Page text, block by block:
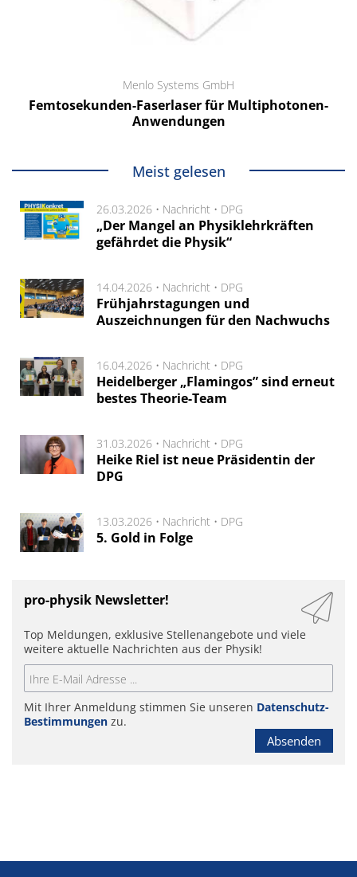
Menlo Systems GmbH
Femtosekunden-Faserlaser für Multiphotonen-
Anwendungen
Meist gelesen
26.03.2026 • Nachricht • DPG
„Der Mangel an Physiklehrkräften
gefährdet die Physik“
14.04.2026 • Nachricht • DPG
Frühjahrstagungen und
Auszeichnungen für den Nachwuchs
16.04.2026 • Nachricht • DPG
Heidelberger „Flamingos” sind erneut
bestes Theorie-Team
31.03.2026 • Nachricht • DPG
Heike Riel ist neue Präsidentin der
DPG
13.03.2026 • Nachricht • DPG
5. Gold in Folge
pro-physik Newsletter!
Top Meldungen, exklusive Stellenangebote und viele
weitere aktuelle Nachrichten aus der Physik!
Mit Ihrer Anmeldung stimmen Sie unseren Datenschutz-
Bestimmungen zu.
Absenden